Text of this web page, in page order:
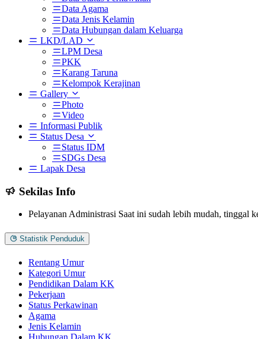
Data Agama
Data Jenis Kelamin
Data Hubungan dalam Keluarga
LKD/LAD
LPM Desa
PKK
Karang Taruna
Kelompok Kerajinan
Gallery
Photo
Video
Informasi Publik
Status Desa
Status IDM
SDGs Desa
Lapak Desa
Sekilas Info
Pelayanan Administrasi Saat ini sudah lebih mudah, tinggal
Statistik Penduduk
Rentang Umur
Kategori Umur
Pendidikan Dalam KK
Pekerjaan
Status Perkawinan
Agama
Jenis Kelamin
Hubungan Dalam KK